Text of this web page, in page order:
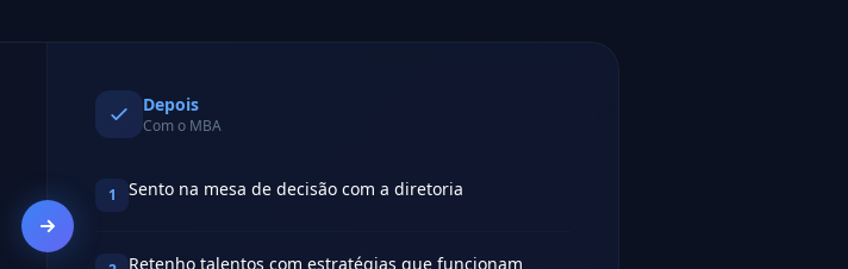
Depois
Com o MBA
1 Sento na mesa de decisão com a diretoria
Retenho talentos com estratégias que funcionam